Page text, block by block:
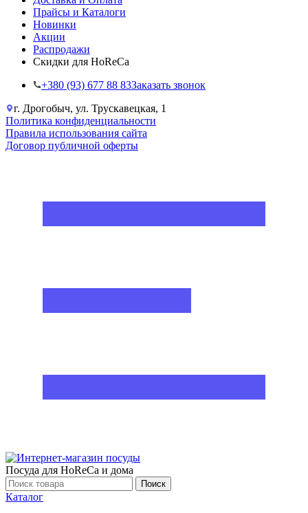
Прайсы и Каталоги
Новинки
Акции
Распродажи
Скидки для HoReCa
+38‎0 (93) 677 88 83Заказать звонок
г. Дрогобыч, ул. Трускавецкая, 1
Политика конфиденциальности
Правила использования сайта
Договор публичной оферты
Посуда для HoReCa и дома
Поиск
Каталог